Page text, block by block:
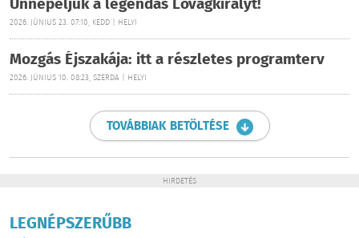
Ünnepeljük a legendás Lovagkirályt!
2026. JÚNIUS 23. 07:10, KEDD | HELYI
Mozgás Éjszakája: itt a részletes programterv
2026. JÚNIUS 10. 08:23, SZERDA | HELYI
TOVÁBBIAK BETÖLTÉSE
HIRDETÉS
LEGNÉPSZERŰBB